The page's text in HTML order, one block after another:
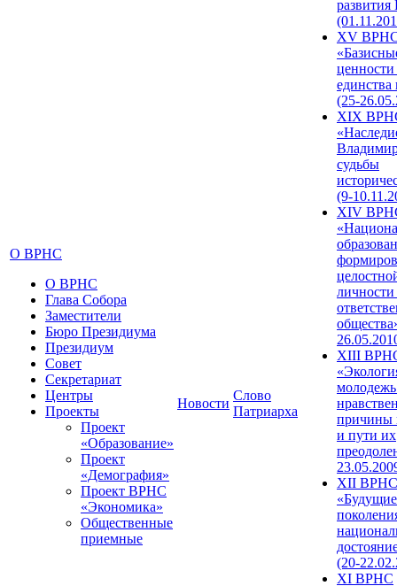
О ВРНС
О ВРНС
Глава Собора
Заместители
Бюро Президиума
Президиум
Совет
Секретариат
Центры
Проекты
Проект
«Образование»
Проект
«Демография»
Проект ВРНС
«Экономика»
Общественные
приемные
Новости
Слово
Патриарха
развития
XV
единства
(25-
XIX
судьбы
(9-
XIV
XIII
причины
и пути их
XII ВРНС
«Будущие
(20-
XI ВРНС